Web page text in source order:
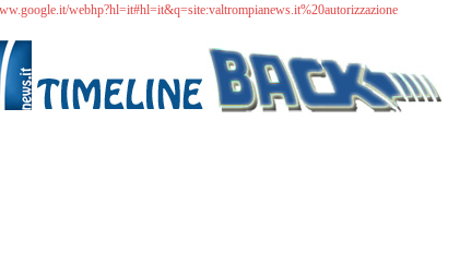
webhp?hl=it#hl=it&q=site:valtrompianews.it%20autorizzazione